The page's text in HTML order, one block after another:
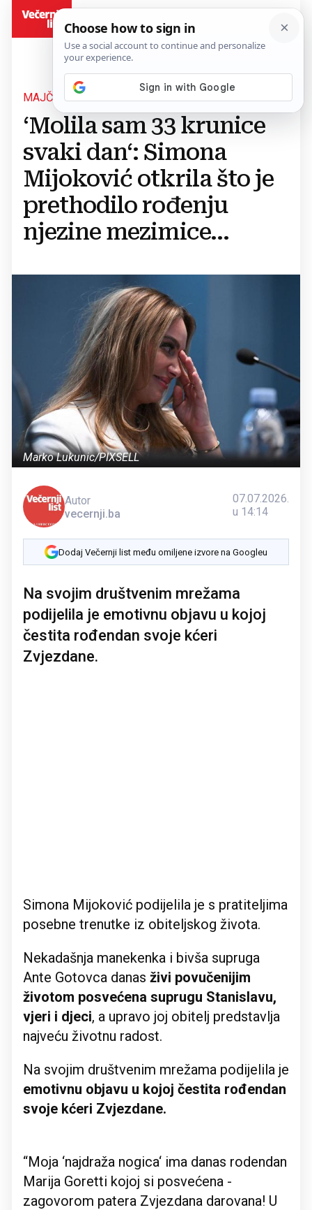
MAJČINA LJUBAV
‘Molila sam 33 krunice
svaki dan‘: Simona
Mijoković otkrila što je
prethodilo rođenju
njezine mezimice...
Marko Lukunic/PIXSELL
Autor
vecernji.ba
07.07.2026.
u 14:14
Dodaj Večernji list među omiljene izvore na Googleu
Na svojim društvenim mrežama
podijelila je emotivnu objavu u kojoj
čestita rođendan svoje kćeri
Zvjezdane.
Simona Mijoković podijelila je s pratiteljima
posebne trenutke iz obiteljskog života.
Nekadašnja manekenka i bivša supruga
Ante Gotovca danas živi povučenijim
životom posvećena suprugu Stanislavu,
vjeri i djeci, a upravo joj obitelj predstavlja
najveću životnu radost.
Na svojim društvenim mrežama podijelila je
emotivnu objavu u kojoj čestita rođendan
svoje kćeri Zvjezdane.
‘‘Moja ‘najdraža nogica‘ ima danas rodendan
Marija Goretti kojoj si posvećena -
zagovorom patera Zvjezdana darovana! U